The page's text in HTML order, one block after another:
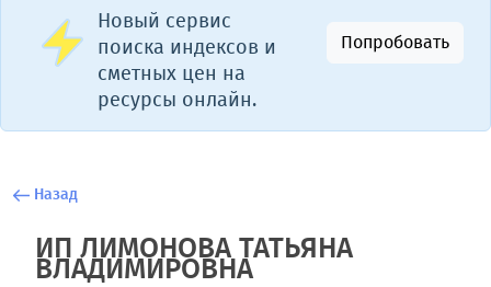
Новый сервис
поиска индексов и
сметных цен на
ресурсы онлайн.
Попробовать
Назад
ИП ЛИМОНОВА ТАТЬЯНА
ВЛАДИМИРОВНА